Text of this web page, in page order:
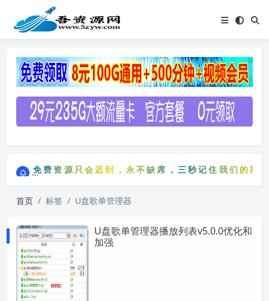
免费资源只会迟到，永不缺席，三秒记住我们的网
免费资源只会迟到，永不缺席，三秒记住我们
首页 标签 U盘歌单管理器
U盘歌单管理器播放列表v5.0.0优化和
加强